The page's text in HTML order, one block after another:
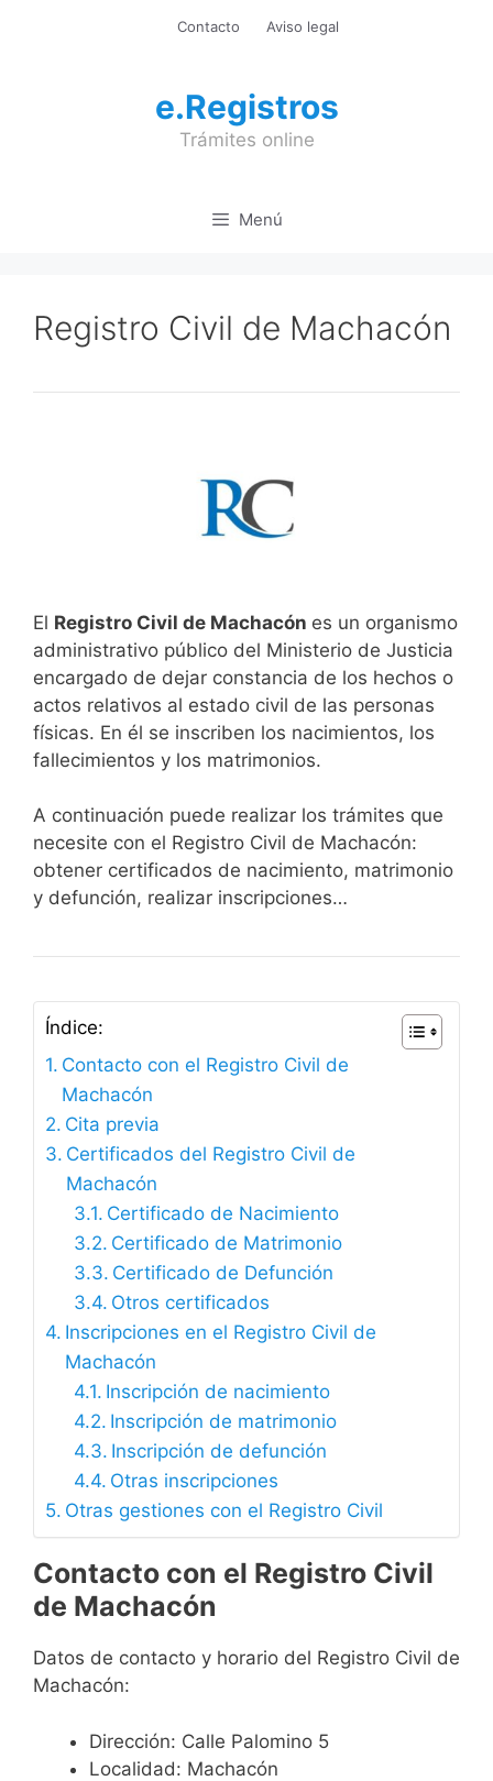
Contacto Aviso legal
e.Registros
Trámites online
Menú
Registro Civil de Machacón
El Registro Civil de Machacón es un organismo
administrativo público del Ministerio de Justicia
encargado de dejar constancia de los hechos o
actos relativos al estado civil de las personas
físicas. En él se inscriben los nacimientos, los
fallecimientos y los matrimonios.
A continuación puede realizar los trámites que
necesite con el Registro Civil de Machacón:
obtener certificados de nacimiento, matrimonio
y defunción, realizar inscripciones…
Índice:
Contacto con el Registro Civil de
Machacón
Cita previa
Certificados del Registro Civil de
Machacón
Certificado de Nacimiento
Certificado de Matrimonio
Certificado de Defunción
Otros certificados
Inscripciones en el Registro Civil de
Machacón
Inscripción de nacimiento
Inscripción de matrimonio
Inscripción de defunción
Otras inscripciones
Otras gestiones con el Registro Civil
Contacto con el Registro Civil
de Machacón
Datos de contacto y horario del Registro Civil de
Machacón:
Dirección: Calle Palomino 5
Localidad: Machacón